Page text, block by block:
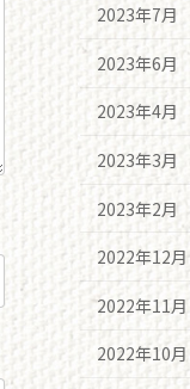
2023年7月
2023年6月
2023年4月
2023年3月
2023年2月
2022年12月
2022年11月
2022年10月